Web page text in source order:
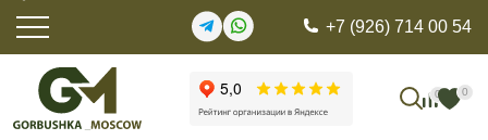
+7 (926) 714 00 54
0 0